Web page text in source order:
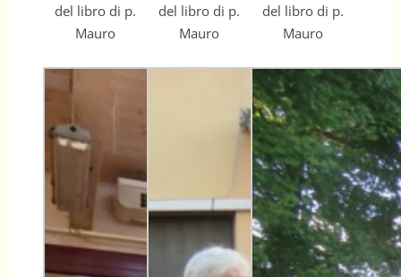
del libro di p.
Mauro
del libro di p.
Mauro
del libro di p.
Mauro